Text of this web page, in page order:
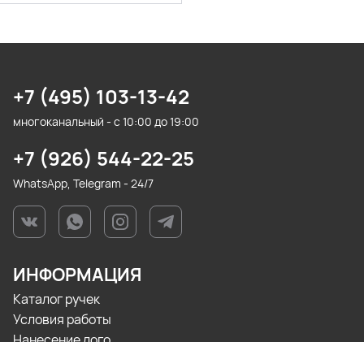
+7 (495) 103-13-42
многоканальный - с 10:00 до 19:00
+7 (926) 544-22-25
WhatsApp, Telegram - 24/7
ИНФОРМАЦИЯ
Каталог ручек
Условия работы